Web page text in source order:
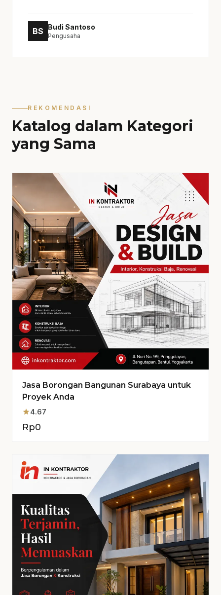
BS Budi Santoso
Pengusaha
REKOMENDASI
Katalog dalam Kategori
yang Sama
Jasa Borongan Bangunan Surabaya untuk
Proyek Anda
star4.67
Rp0